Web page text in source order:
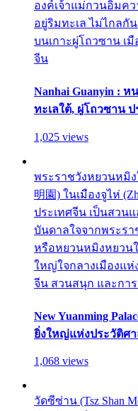
องค์เจ้าแม่กวนอิมค
อยู่ริมทะเล ไม่ไกลกั
บนเกาะผู่โถวซาน เ
จีน
Nanhai Guanyin :
ทะเลใต้, ผู่โถวซาน ป
1,025 views
พระราชวังหยวนหมิงใ
明園) ในเมืองจูไห่
ประเทศจีน เป็นสวน
บันดาลใจจากพระราช
หรือหยวนหมิงหยวน
ใหญ่ใจกลางเมืองแ
จีน สวนสนุก และกา
New Yuanming
ยิ่งใหญ่แห่งประวัติศ
1,068 views
วัดซีซ่าน (Tsz Shan